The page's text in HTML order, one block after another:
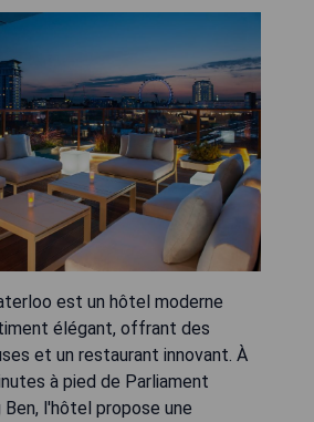
est un hôtel moderne
élégant, offrant des
et un restaurant innovant. À
à pied de Parliament
l'hôtel propose une